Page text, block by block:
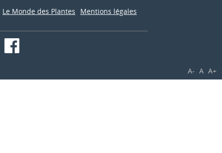
Le Monde des Plantes
Mentions légales
A- A A+